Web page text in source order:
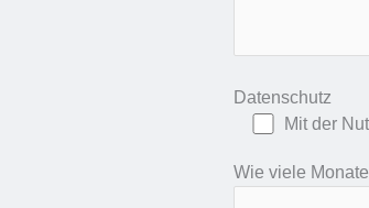
Datenschutz
Mit der
Wie viele